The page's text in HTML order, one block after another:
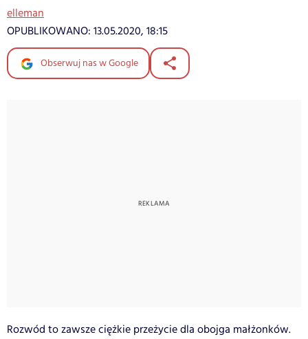
elleman
OPUBLIKOWANO: 13.05.2020, 18:15
Obserwuj nas w Google
Rozwód to zawsze ciężkie przeżycie dla obojga małżonków.